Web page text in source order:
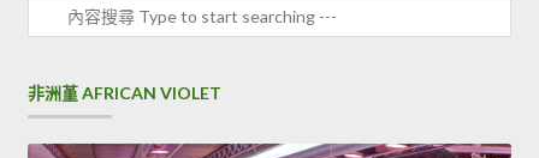
非洲堇 AFRICAN VIOLET